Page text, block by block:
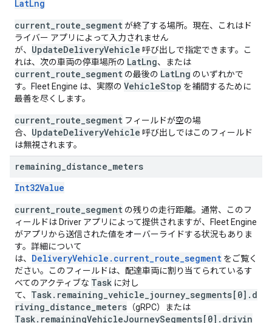
LatLng
current_route_segmentが終了する場所。現在、これはド
ライバー アプリによって入力されません
が、 UpdateDeliveryVehicle 呼び出しで指定できます。こ
れは、次の車両の停車場所の LatLng、または
current_route_segment の最後の LatLng のいずれかで
す。Fleet Engine は、実際の VehicleStop を補間するために
最善を尽くします。
current_route_segment フィールドが空の場
合、 UpdateDeliveryVehicle 呼び出しではこのフィールド
は無視されます。
remaining distance meters
Int32Value
current_route_segment の残りの走行距離。通常、このフ
ィールドは Driver アプリによって提供されますが、Fleet Engine
がアプリから送信された値をオーバーライドする状況もありま
す。詳細について
は、 DeliveryVehicle.current_route_segment をご覧く
ださい。このフィールドは、配達車両に割り当てられているす
べてのアクティブな Task に対し
て、 Task.remaining_vehicle_journey_segments[0].d
riving_distance_meters （gRPC）または
Task.remainingVehicleJourneySegments[0].drivin